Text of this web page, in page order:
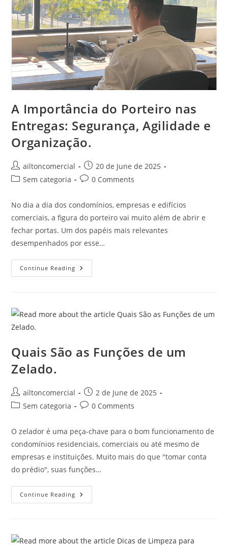
A Importância do Porteiro nas
Entregas: Segurança, Agilidade e
Organização.
ailtoncomercial
20 de June de 2025
Sem categoria
0 Comments
No dia a dia dos condomínios, empresas e edifícios
comerciais, a figura do porteiro vai muito além de abrir e
fechar portas. Um dos papéis mais relevantes
desempenhados por esse…
Continue Reading
Quais São as Funções de um
Zelado.
ailtoncomercial
2 de June de 2025
Sem categoria
0 Comments
O zelador é uma peça-chave para o bom funcionamento de
condomínios residenciais, comerciais ou até mesmo de
empresas e instituições. Muito mais do que "tomar conta
do prédio", suas funções…
Continue Reading